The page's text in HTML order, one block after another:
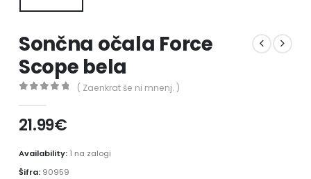
Sončna očala Force
Scope bela
( Zaenkrat še ni mnenj. )
21.99€
Availability: 1 na zalogi
Šifra: 90959